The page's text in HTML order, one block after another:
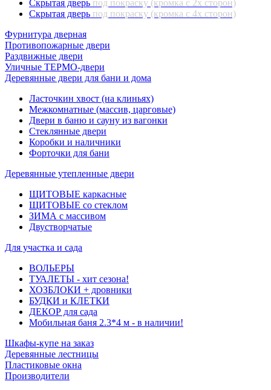
Скрытая дверь под покраску (кромка с 2х сторон)
Скрытая дверь под покраску (кромка с 4х сторон)
Фурнитура дверная
Противопожарные двери
Раздвижные двери
Уличные ТЕРМО-двери
Деревянные двери для бани и дома
Ласточкин хвост (на клиньях)
Межкомнатные (массив, царговые)
Двери в баню и сауну из вагонки
Стеклянные двери
Коробки и наличники
Форточки для бани
Деревянные утепленные двери
ЩИТОВЫЕ каркасные
ЩИТОВЫЕ со стеклом
ЗИМА с массивом
Двустворчатые
Для участка и сада
ВОЛЬЕРЫ
ТУАЛЕТЫ - хит сезона!
ХОЗБЛОКИ + дровники
БУДКИ и КЛЕТКИ
ДЕКОР для сада
Мобильная баня 2.3*4 м - в наличии!
Шкафы-купе на заказ
Деревянные лестницы
Пластиковые окна
Производители